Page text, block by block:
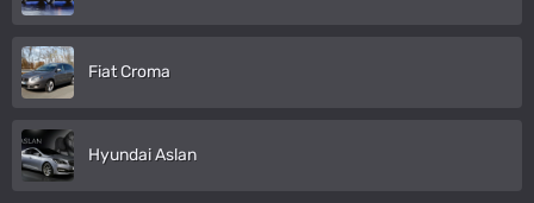
Fiat Croma
Hyundai Aslan